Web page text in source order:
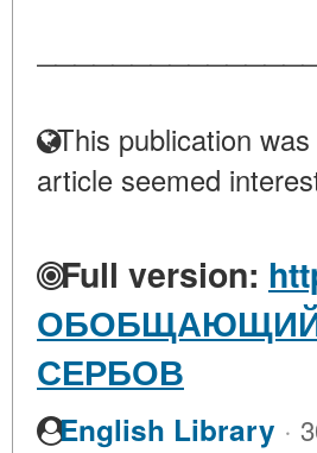
This publication
article seemed
Full version:
ОБОБЩАЮЩИЙ-
СЕРБОВ
English Library ·